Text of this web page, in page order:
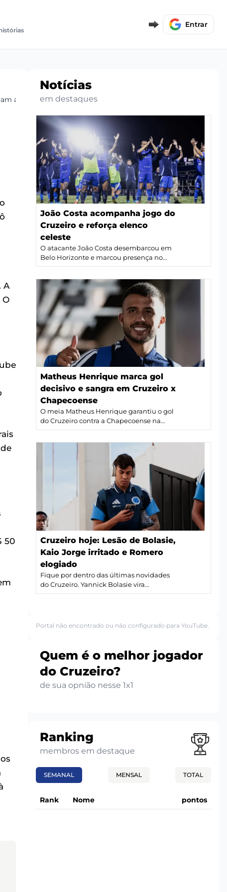
Entrar
a Processo
A
O
50
Notícias
em destaques
João Costa acompanha jogo do
Cruzeiro e reforça elenco
celeste
O atacante João Costa desembarcou em
Belo Horizonte e marcou presença no...
Matheus Henrique marca gol
decisivo e sangra em Cruzeiro x
Chapecoense
O meia Matheus Henrique garantiu o gol
do Cruzeiro contra a Chapecoense na...
Cruzeiro hoje: Lesão de Bolasie,
Kaio Jorge irritado e Romero
elogiado
Fique por dentro das últimas novidades
do Cruzeiro. Yannick Bolasie vira...
Portal não encontrado ou não configurado para YouTube.
Quem é o melhor jogador
do Cruzeiro?
de sua opnião nesse 1x1
Ranking
membros em destaque
SEMANAL MENSAL TOTAL
Rank Nome pontos